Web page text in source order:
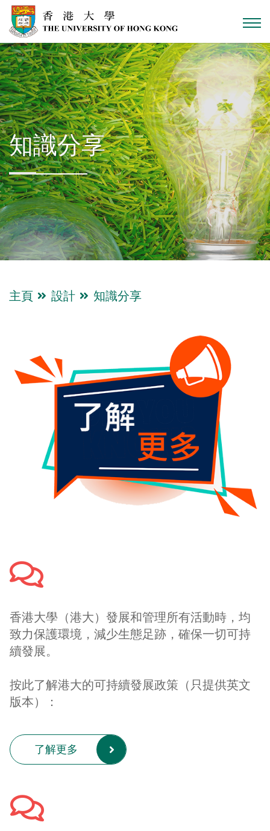
跳到主內容
知識分享
主頁 設計 知識分享
香港大學（港大）發展和管理所有活動時，均
致力保護環境，減少生態足跡，確保一切可持
續發展。
按此了解港大的可持續發展政策（只提供英文
版本）：
了解更多